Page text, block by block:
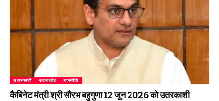
उत्तरकाशी उत्तराखंड राजनीति
कैबिनेट मंत्री श्री सौरभ बहुगुणा 12 जून 2026 को उतरकाशी